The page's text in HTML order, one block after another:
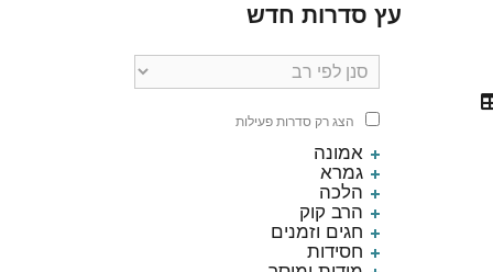
הלכה | הרב כהן חנניה
עץ סדרות חדש
הצג רק סדרות פעילות
אמונה
גמרא
הלכה
הרב קוק
חגים וזמנים
חסידות